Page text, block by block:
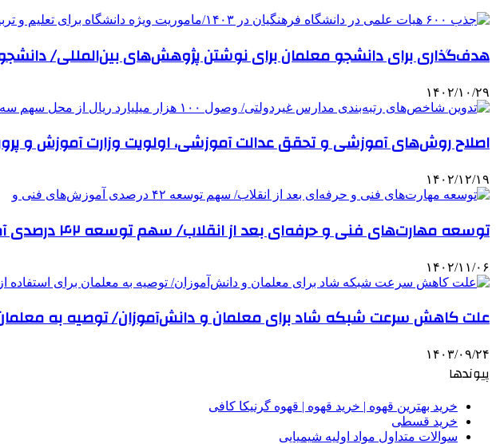
هدف‌گذاری برای دانشجو معلمان برای نوشتن پژوهش‌های بین‌المللی/
۱۴۰۲/۱۰/۲۹
اصلاح روش‌های آموزشی و تحقق عدالت آموزشی، اولویت وزارت آموزش و
۱۴۰۲/۱۲/۱۹
توسعه مهارت‌های فنی و حرفه‌ای بعد از انقلاب/ سهم توسعه ۴۲ درصدی آموزش‌های فنی و حرفه‌ای
۱۴۰۲/۱۱/۰۶
علت کاهش سرعت شبکه شاد برای معلمان و دانش‌آموزان/ توصیه به معلمان
۱۴۰۳/۰۹/۲۴
پیوندها
خرید بهترین قهوه | خرید قهوه | قهوه گرنیکا کافی
خرید قسطی
سوالات متداول مواد اولیه شیمیایی